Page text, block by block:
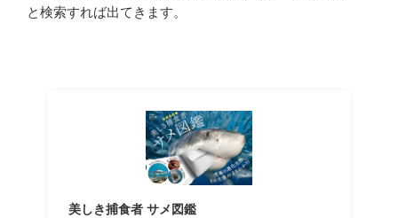
と検索すれば出てきます。
美しき捕食者 サメ図鑑